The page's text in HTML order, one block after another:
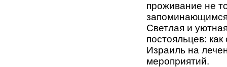
проживание не
Светлая и
постояльцев:
Израиль на
мероприятий.